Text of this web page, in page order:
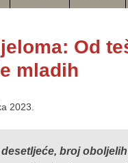
Od
mladih
2023.
broj